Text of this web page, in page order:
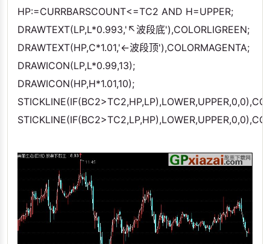
HP:=CURRBARSCOUNT<=TC2 AND H=UPPER;
DRAWTEXT(LP,L*0.993,'↖波段底'),COLORLIGREEN;
DRAWTEXT(HP,C*1.01,'←波段顶'),COLORMAGENTA;
DRAWICON(LP,L*0.99,13);
DRAWICON(HP,H*1.01,10);